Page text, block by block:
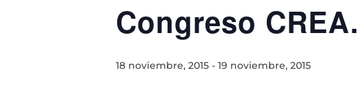
Congreso
18 noviembre, 2015 - 19 noviembre, 2015